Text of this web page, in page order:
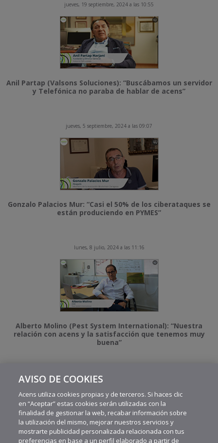
jueves, 19 septiembre, 2024 a las 10:55
Anil Partap (Valsons Soluciones): “Buscábamos un servidor
y Telefónica no paraba de hablar de acens”
jueves, 5 septiembre, 2024 a las 09:07
Gonzalo Palacios Mur: “Casi el 50% de los ciberataques se
están produciendo en PYMES”
lunes, 8 julio, 2024 a las 11:16
Alberto Molino (Pest System International): “Nuestra
relación con acens y la satisfacción que tenemos muy
buena”
MÁS VIDEOS RECIENTES
AVISO DE COOKIES
Acens utiliza cookies propias y de terceros. Si haces clic
en “Aceptar” estas cookies serán utilizadas con la
finalidad de gestionar la web, recabar información sobre
la utilización del mismo, mejorar nuestros servicios y
mostrarte publicidad personalizada relacionada con tus
preferencias en base a un perfil elaborado a partir de